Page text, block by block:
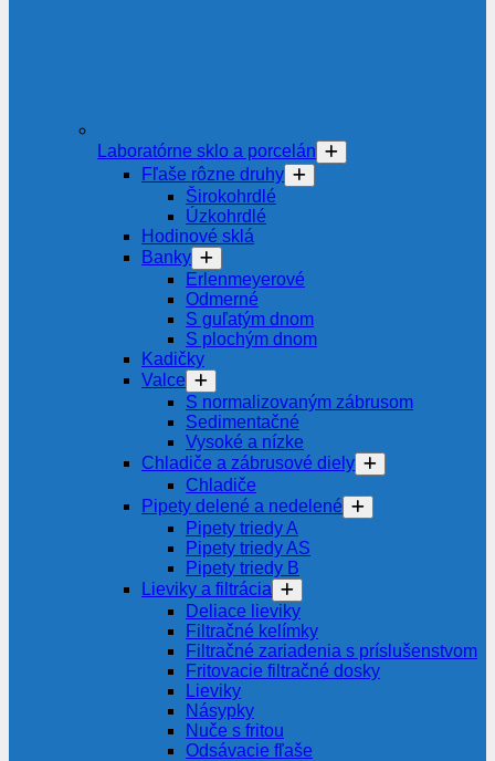
Laboratórne sklo a porcelán
Fľaše rôzne druhy
Širokohrdlé
Úzkohrdlé
Hodinové sklá
Banky
Erlenmeyerové
Odmerné
S guľatým dnom
S plochým dnom
Kadičky
Valce
S normalizovaným zábrusom
Sedimentačné
Vysoké a nízke
Chladiče a zábrusové diely
Chladiče
Pipety delené a nedelené
Pipety triedy A
Pipety triedy AS
Pipety triedy B
Lieviky a filtrácia
Deliace lieviky
Filtračné kelímky
Filtračné zariadenia s príslušenstvom
Fritovacie filtračné dosky
Lieviky
Násypky
Nuče s fritou
Odsávacie fľaše